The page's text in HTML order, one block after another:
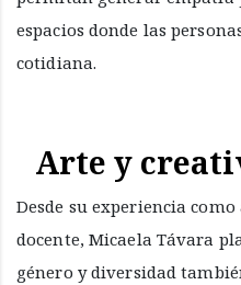
espacios donde las
cotidiana.
Arte y
Desde su experiencia
docente, Micaela Távara
género y diversidad